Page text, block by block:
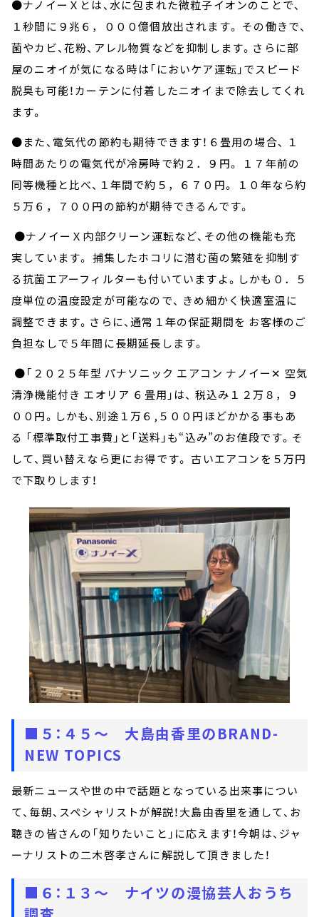
●ナノイーＸとは、水に包まれた微粒子イオンのことで、
１秒間に９兆６，０００億個放出されます。 その働きで、
菌やカビ、花粉、アレル物質などを抑制します。さらに部
屋のニオイが気になる時は「においケア運転」でスピード
脱臭も可能！カーテンに付着したニオイまで除去してくれ
ます。
●また、電気代の節約も期待できます！６畳用の場合、 １
時間あたりの電気代が冷房時で約２．９円。 １７年前の
同等機種と比べ、１年間で約５，６７０円。 １０年なら約
５万６，７００円の節約が期待できるんです。
●ナノイーＸ内部クリーン運転など、その他の機能も充
実しています。 捕集したホコリに潜む菌の繁殖を抑制す
る抗菌エアーフィルターも付いていますよ。しかも０．５
度単位の温度設定が可能なので、 きめ細かく快適室温に
調整できます。さらに、通常１年の保証期間を お客様のご
負担なしで５年間に長期延長します。
●「２０２５年型 パナソニック エアコン ナノイー✕ 空気
清浄機能付き エオリア ６畳用」は、 税込み１２万８，９
００円。しかも、別途１万６,５００円ほどかかる事もあ
る 「標準取付工事費」と「送料」も“込み”のお値段です。そ
して、買い替えなら更にお得です。 古いエアコンを５万円
で下取りします！
■５：４５～ 大島由香里のBRAND-
NEW TOPICS
最新ニュースや世の中で話題となっている出来事につい
て、毎朝、スペシャリストが解説！大島由香里を通して、お
聴きの皆さんの「知りたいこと」に応えます！今朝は、ジャ
ーナリストの二木啓孝さんに解説して頂きました！
■６：１３～ ナイツの漫協芸人おうち